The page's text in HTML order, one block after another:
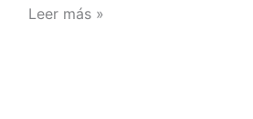
Leer más »